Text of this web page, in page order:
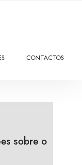
CONTACTOS
sobre o